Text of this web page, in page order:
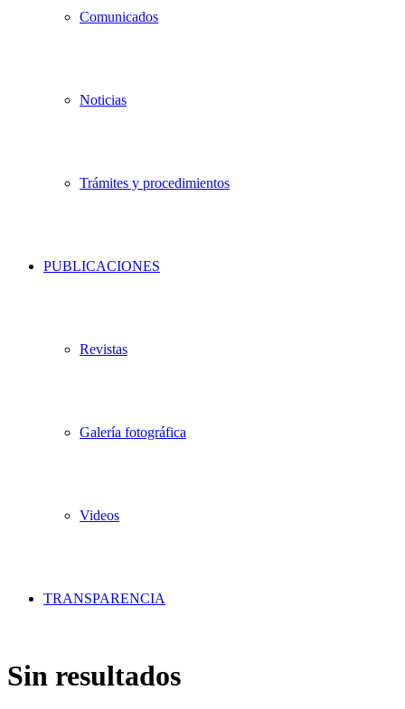
Comunicados
Noticias
Trámites y procedimientos
PUBLICACIONES
Revistas
Galería fotográfica
Videos
TRANSPARENCIA
Sin resultados